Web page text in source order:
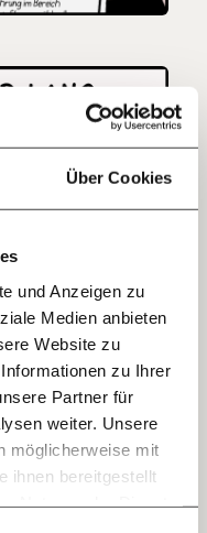
Über Cookies
und Anzeigen zu
Medien anbieten
Website zu
zu Ihrer
Partner für
weiter. Unsere
möglicherweise mit
ihnen bereitgestellt
gratis